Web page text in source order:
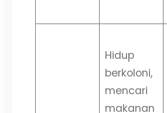
Hidup
berkoloni,
mencari
makanan